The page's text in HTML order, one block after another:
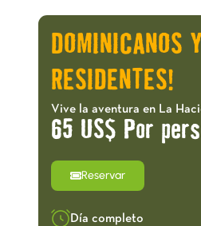
DOMINICANOS Y
RESIDENTES!
Vive la aventura en La
65 US$ Por
Reservar
Día completo